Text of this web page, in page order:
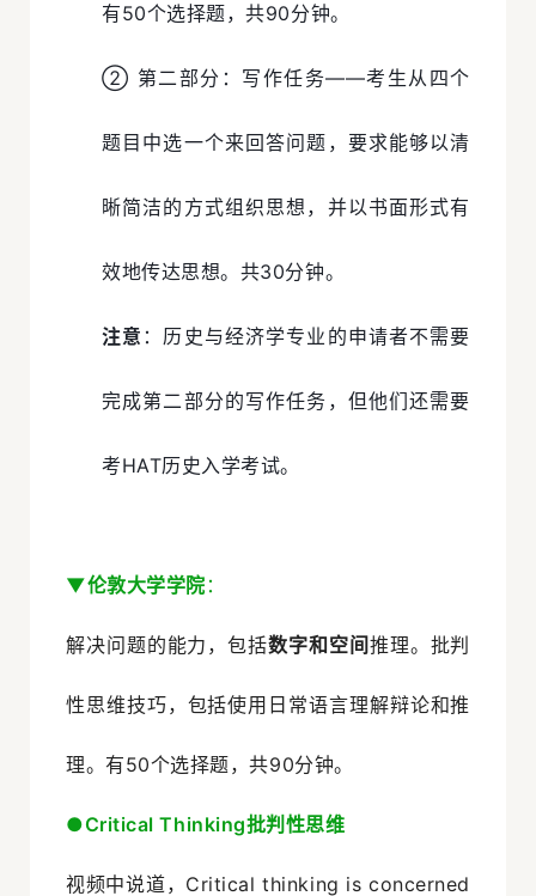
有50个选择题，共90分钟。
② 第二部分：写作任务——考生从四个
题目中选一个来回答问题，要求能够以清
晰简洁的方式组织思想，并以书面形式有
效地传达思想。共30分钟。
注意 ：历史与经济学专业的申请者不需要
完成第二部分的写作任务，但他们还需要
考HAT历史入学考试。
▼伦敦大学学院 ：
解决问题的能力，包括数字和空间推理。批判
性思维技巧，包括使用日常语言理解辩论和推
理。有50个选择题，共90分钟。
●Critical Thinking批判性思维
视频中说道，Critical thinking is concerned